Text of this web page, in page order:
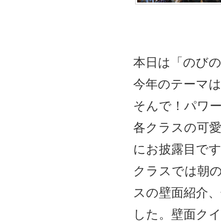
本日は「のび
今年のテーマ
そんで！パワ
各クラスの可
にお披露目で
クラスでは朝
スの壁面紹介
した。壁面ク